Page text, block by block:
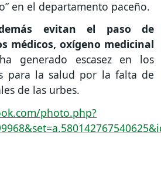
en el departamento paceño.
evitan el paso de
médicos, oxígeno medicinal
generado escasez en los
para la salud por la falta de
de las urbes.
photo.php?